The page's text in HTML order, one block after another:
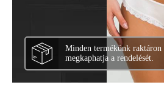
Minden termékünk raktáron
megkaphatja a rendelését.